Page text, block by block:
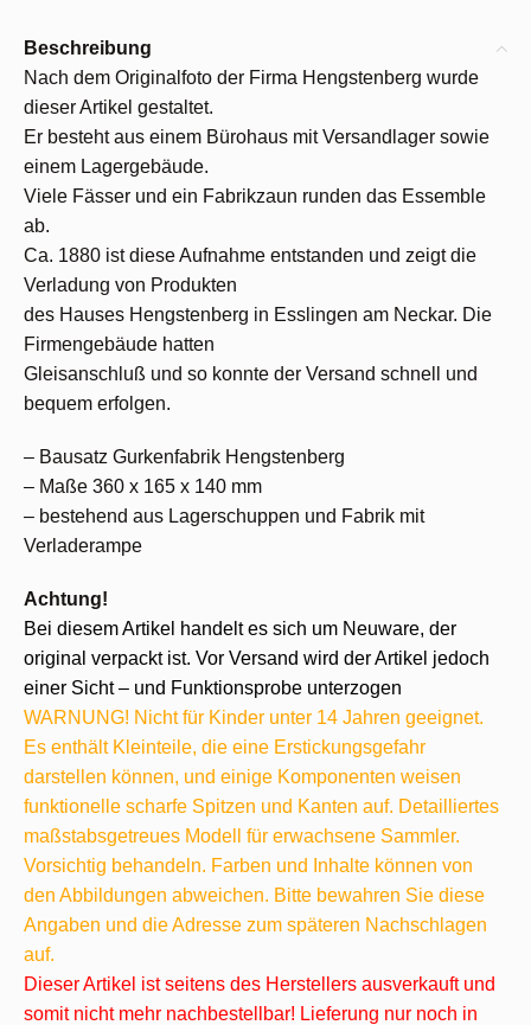
Beschreibung
Nach dem Originalfoto der Firma Hengstenberg wurde
dieser Artikel gestaltet.
Er besteht aus einem Bürohaus mit Versandlager sowie
einem Lagergebäude.
Viele Fässer und ein Fabrikzaun runden das Essemble
ab.
Ca. 1880 ist diese Aufnahme entstanden und zeigt die
Verladung von Produkten
des Hauses Hengstenberg in Esslingen am Neckar. Die
Firmengebäude hatten
Gleisanschluß und so konnte der Versand schnell und
bequem erfolgen.
– Bausatz Gurkenfabrik Hengstenberg
– Maße 360 x 165 x 140 mm
– bestehend aus Lagerschuppen und Fabrik mit
Verladerampe
Achtung!
Bei diesem Artikel handelt es sich um Neuware, der
original verpackt ist. Vor Versand wird der Artikel jedoch
einer Sicht – und Funktionsprobe unterzogen
WARNUNG! Nicht für Kinder unter 14 Jahren geeignet.
Es enthält Kleinteile, die eine Erstickungsgefahr
darstellen können, und einige Komponenten weisen
funktionelle scharfe Spitzen und Kanten auf. Detailliertes
maßstabsgetreues Modell für erwachsene Sammler.
Vorsichtig behandeln. Farben und Inhalte können von
den Abbildungen abweichen. Bitte bewahren Sie diese
Angaben und die Adresse zum späteren Nachschlagen
auf.
Dieser Artikel ist seitens des Herstellers ausverkauft und
somit nicht mehr nachbestellbar! Lieferung nur noch in